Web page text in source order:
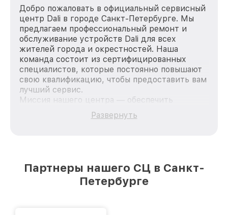
Добро пожаловать в официальный сервисный
центр Dali в городе Санкт-Петербурге. Мы
предлагаем профессиональный ремонт и
обслуживание устройств Dali для всех
жителей города и окрестностей. Наша
команда состоит из сертифицированных
специалистов, которые постоянно повышают
свою квалификацию, чтобы предоставить вам
лучший сервис.
Миссия нашего центра — обеспечить
качественный и доступный ремонт для
каждого пользователя продукции Dali, вне
лучшим сервисным центром Dali в городе
Санкт-Петербурге, постоянно повышая
Развернуть
Партнеры нашего СЦ в Санкт-
Петербурге